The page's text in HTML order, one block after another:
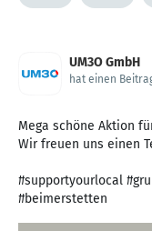
UM3O GmbH
hat einen
Mega schöne Aktion
Wir freuen uns einen
#supportyourlocal
#beimerstetten